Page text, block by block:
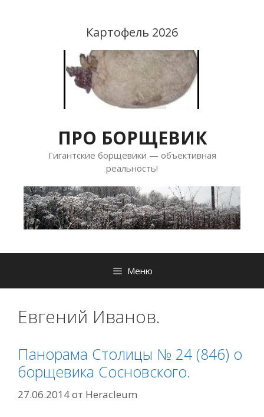
Картофель 2026
ПРО БОРЩЕВИК
Гигантские борщевики — объективная
реальность!
Меню
Евгений Иванов.
Панорама Столицы № 24 (846) о
борщевика Сосновского.
27.06.2014от Heracleum